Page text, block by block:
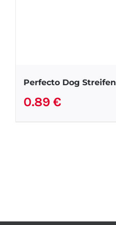
Perfecto Dog Streifen
0.89 €